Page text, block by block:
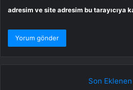
adresim ve site adresim bu tarayıcıya
Son Eklenen